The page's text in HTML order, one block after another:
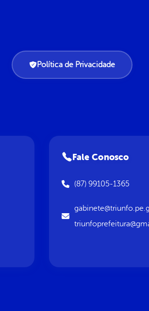
Política de Privacidade
Fale Conosco
(87) 99105-1365